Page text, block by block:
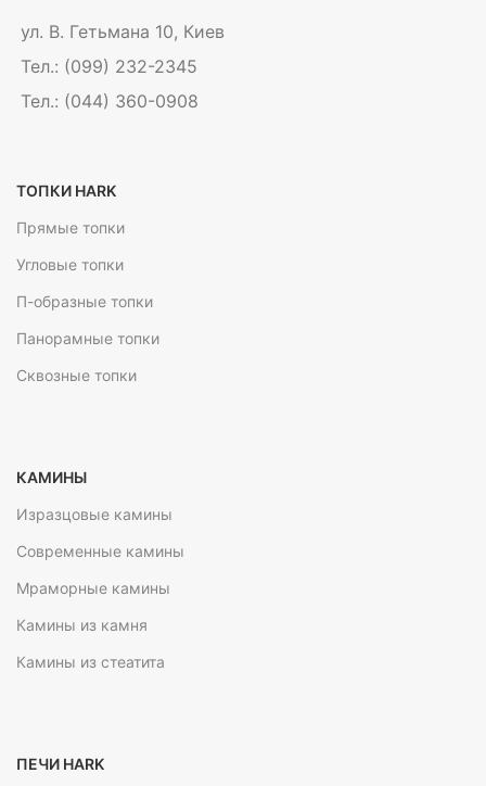
ул. В. Гетьмана 10, Киев
Тел.: (099) 232-2345
Тел.: (044) 360-0908
ТОПКИ HARK
Прямые топки
Угловые топки
П-образные топки
Панорамные топки
Сквозные топки
КАМИНЫ
Изразцовые камины
Современные камины
Мраморные камины
Камины из камня
Камины из стеатита
ПЕЧИ HARK